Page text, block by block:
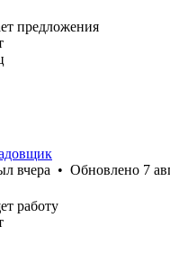
предложения
вчера • Обновлено 7
работу